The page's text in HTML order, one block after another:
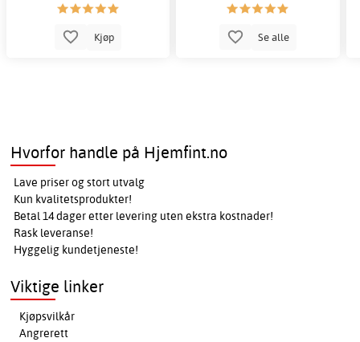
Kjøp Se alle
Hvorfor handle på Hjemfint.no
Lave priser og stort utvalg
Kun kvalitetsprodukter!
Betal 14 dager etter levering uten ekstra kostnader!
Rask leveranse!
Hyggelig kundetjeneste!
Viktige linker
Kjøpsvilkår
Angrerett